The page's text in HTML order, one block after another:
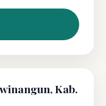
Kab.